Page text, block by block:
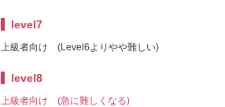
level7
上級者向け (Level6よりやや難しい)
level8
上級者向け (急に難しくなる)